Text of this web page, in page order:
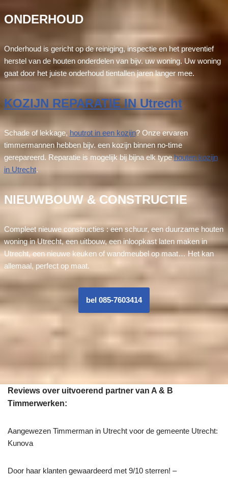
ONDERHOUD
Onderhoud is gericht op de reiniging, inspectie en het preventief
herstel van de houten onderdelen van bijv. uw woning. Uw woning
gaat door het juiste onderhoud tientallen jaren langer mee.
KOZIJN REPARATIE IN Utrecht
Schade of lekkage, houtrot in een kozijn? Onze ervaren
timmermannen hebben bijv. een kozijn binnen no-time
gerepareerd. Reparatie is mogelijk bij bijna elk typehouten kozijn
in Utrecht.
NIEUWBOUW & CONSTRUCTIE
Compleet nieuwe constructies : een schuur, een duurzame houten
woning in Utrecht, een uitbouw, een inloopkast laten maken in
Utrecht, een nieuwe keuken of wandmeubel op maat… Het kan
allemaal, perfect op maat.
bel 085-7603414
Reviews over uitvoerend partner van A & B
Timmerwerken:
Aangewezen Timmerman in Utrecht voor de gemeente Utrecht:
Kunova
Door haar klanten gewaardeerd met 9/10 sterren! –